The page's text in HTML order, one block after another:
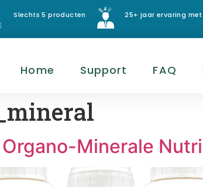
Slechts 5 producten 25+ jaar ervaring
Home Support FAQ
Organo-Minerale